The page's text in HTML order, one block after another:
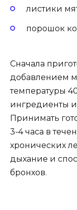
листики
порошок
Сначала
добавлением
температуры
ингредиенты
Принимать
3-4 часа в
хронических
дыхание и
бронхов.